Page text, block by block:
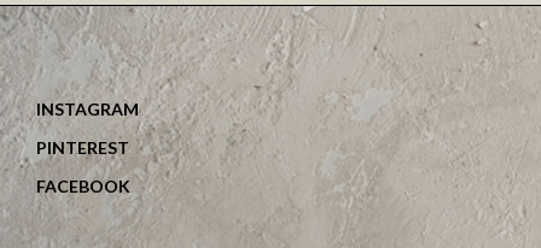
INSTAGRAM
PINTEREST
FACEBOOK